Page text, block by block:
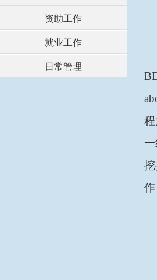
资助工作
就业工作
日常管理